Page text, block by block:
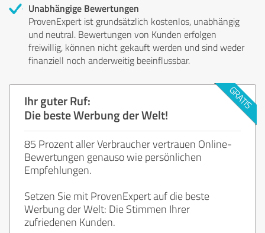
Unabhängige Bewertungen
ProvenExpert ist grundsätzlich kostenlos, unabhängig
und neutral. Bewertungen von Kunden erfolgen
freiwillig, können nicht gekauft werden und sind weder
finanziell noch anderweitig beeinflussbar.
Ihr guter Ruf:
Die beste Werbung der Welt!
85 Prozent aller Verbraucher vertrauen Online-
Bewertungen genauso wie persönlichen
Empfehlungen.
Setzen Sie mit ProvenExpert auf die beste
Werbung der Welt: Die Stimmen Ihrer
zufriedenen Kunden.